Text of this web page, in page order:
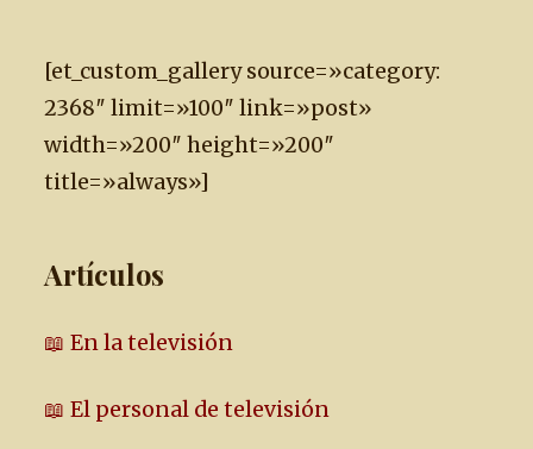
[et_custom_gallery source=»category:
2368″ limit=»100″ link=»post»
width=»200″ height=»200″
title=»always»]
Artículos
📖 En la televisión
📖 El personal de televisión